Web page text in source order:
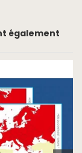
également